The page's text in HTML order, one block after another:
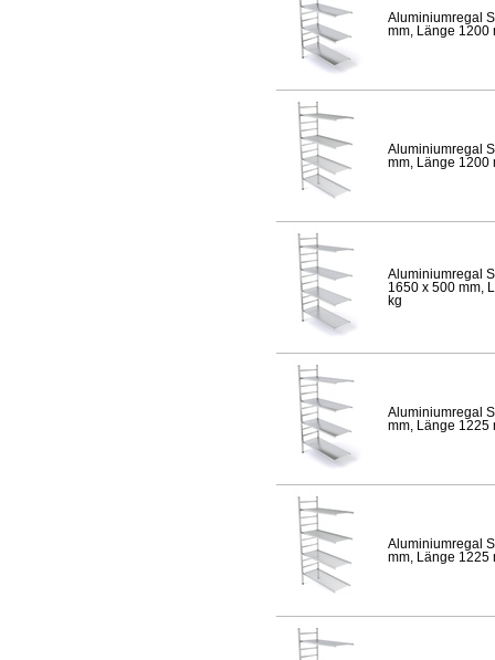
Aluminiumregal
mm, Länge 1200
Aluminiumregal
mm, Länge 1200
Aluminiumregal
1650 x 500 mm,
kg
Aluminiumregal
mm, Länge 1225
Aluminiumregal
mm, Länge 1225